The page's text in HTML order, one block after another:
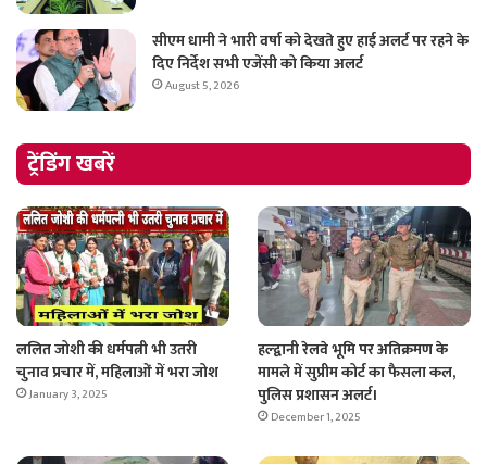
सीएम धामी ने भारी वर्षा को देखते हुए हाई अलर्ट पर रहने के
दिए निर्देश सभी एजेंसी को किया अलर्ट
August 5, 2026
ट्रेंडिंग खबरें
ललित जोशी की धर्मपत्नी भी उतरी
चुनाव प्रचार में, महिलाओं में भरा जोश
January 3, 2025
हल्द्वानी रेलवे भूमि पर अतिक्रमण के
मामले में सुप्रीम कोर्ट का फैसला कल,
पुलिस प्रशासन अलर्ट।
December 1, 2025